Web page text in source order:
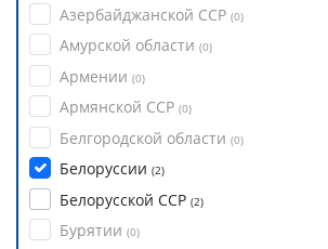
Азербайджанской ССР (0)
Амурской области (0)
Армении (0)
Армянской ССР (0)
Белгородской области (0)
Белоруссии (2)
Белорусской ССР (2)
Бурятии (0)